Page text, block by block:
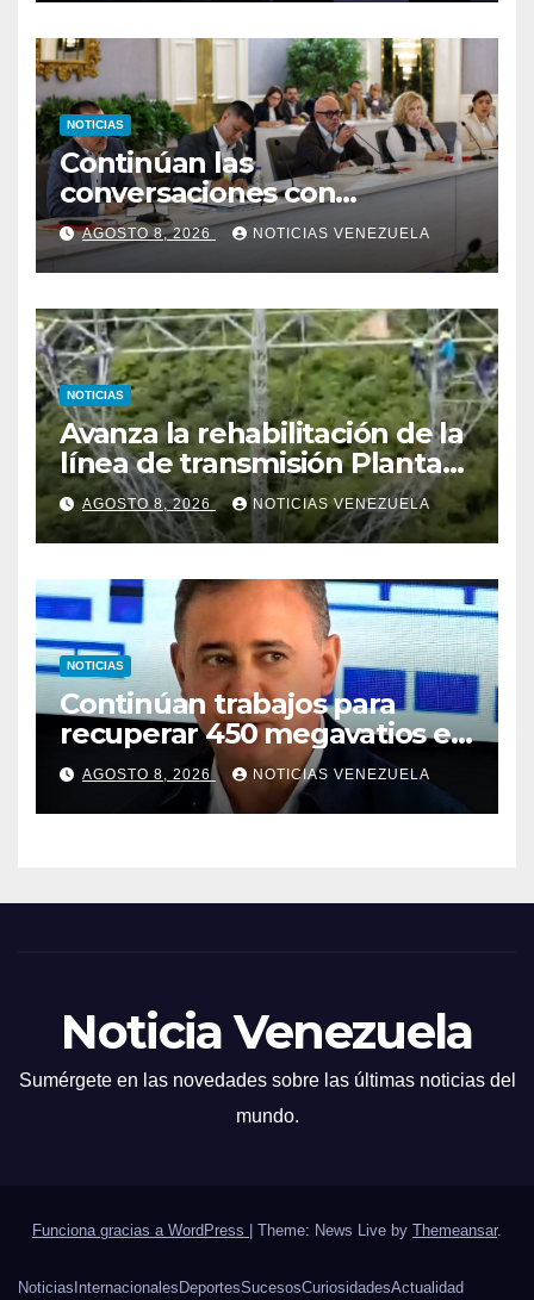
NOTICIAS
Continúan las
conversaciones con
delegación de la Asamblea
Nacional de 2015
AGOSTO 8, 2026 NOTICIAS VENEZUELA
NOTICIAS
Avanza la rehabilitación de la
línea de transmisión Planta
Centro – Yaracuy
AGOSTO 8, 2026 NOTICIAS VENEZUELA
NOTICIAS
Continúan trabajos para
recuperar 450 megavatios en
Termocarabobo tras sismos
AGOSTO 8, 2026 NOTICIAS VENEZUELA
Noticia Venezuela
Sumérgete en las novedades sobre las últimas noticias del
mundo.
Funciona gracias a WordPress Theme: News Live by Themeansar.
Noticias Internacionales DeportesSucesosCuriosidadesActualidad